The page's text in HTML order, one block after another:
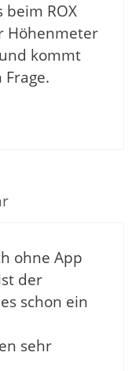
beim ROX
Höhenmeter
kommt
ohne App
der
schon ein
sehr